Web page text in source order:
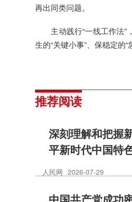
再出同类问题。
主动践行“一线工作法”
生的“关键小事”、保稳定的
推荐阅读
深刻理解和把握
平新时代中国特
人民网 2026-07-29